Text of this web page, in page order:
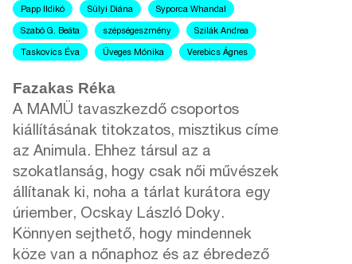
Papp Ildikó Sülyi Diána Syporca Whandal
Szabó G. Beáta szépségeszmény Szilák Andrea
Taskovics Éva Üveges Mónika Verebics Ágnes
Fazakas Réka
A MAMÜ tavaszkezdő csoportos
kiállításának titokzatos, misztikus címe
az Animula. Ehhez társul az a
szokatlanság, hogy csak női művészek
állítanak ki, noha a tárlat kurátora egy
úriember, Ocskay László Doky.
Könnyen sejthető, hogy mindennek
köze van a nőnaphoz és az ébredező